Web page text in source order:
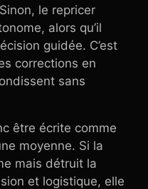
le repricer
alors qu’il
guidée. C’est
corrections en
sans
être écrite comme
moyenne. Si la
mais détruit la
et logistique, elle